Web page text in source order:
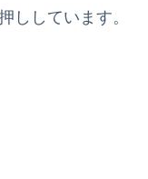
ししています。